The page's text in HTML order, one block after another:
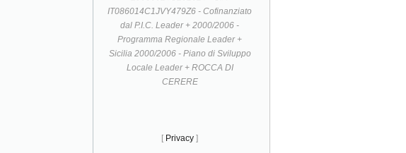
IT086014C1JVY479Z6 - Cofinanziato
dal P.I.C. Leader + 2000/2006 -
Programma Regionale Leader +
Sicilia 2000/2006 - Piano di Sviluppo
Locale Leader + ROCCA DI
CERERE
[ Privacy ]